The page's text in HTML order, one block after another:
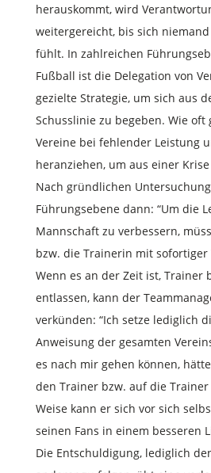
herauskommt, wird
weitergereicht, bis sich
fühlt. In zahlreichen
Fußball ist die Delegation von
gezielte Strategie, um sich aus
Schusslinie zu begeben. Wie oft
Vereine bei fehlender Leistung
heranziehen, um aus einer
Nach gründlichen
Führungsebene dann: “Um die
Mannschaft zu verbessern,
bzw. die Trainerin mit sofortiger
Wenn es an der Zeit ist, Trainer
entlassen, kann der
verkünden: “Ich setze lediglich
Anweisung der gesamten
es nach mir gehen können,
den Trainer bzw. auf die
Weise kann er sich vor sich
seinen Fans in einem besseren
Die Entschuldigung, lediglich